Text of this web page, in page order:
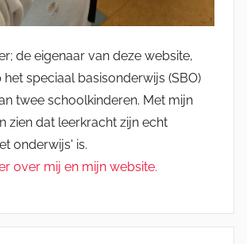
de eigenaar van deze website,
speciaal basisonderwijs (SBO)
twee schoolkinderen. Met mijn
zien dat leerkracht zijn echt
onderwijs' is.
over mij en mijn website.